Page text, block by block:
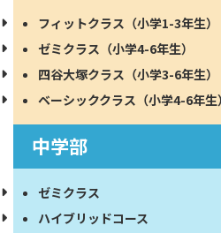
フィットクラス（小学1-3年生）
ゼミクラス（小学4-6年生）
四谷大塚クラス（小学3-6年生）
ベーシッククラス（小学4-6年生）
中学部
ゼミクラス
ハイブリッドコース